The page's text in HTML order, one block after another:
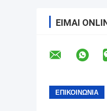
ΕΊΜΑΙ